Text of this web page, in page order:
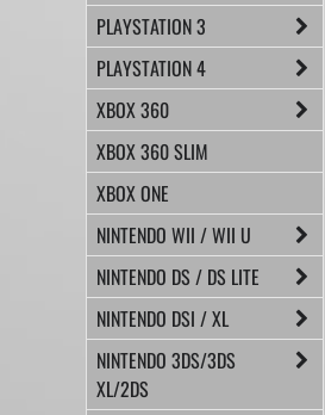
PLAYSTATION 3
PLAYSTATION 4
XBOX 360
XBOX 360 SLIM
XBOX ONE
NINTENDO WII / WII U
NINTENDO DS / DS LITE
NINTENDO DSI / XL
NINTENDO 3DS/3DS
XL/2DS